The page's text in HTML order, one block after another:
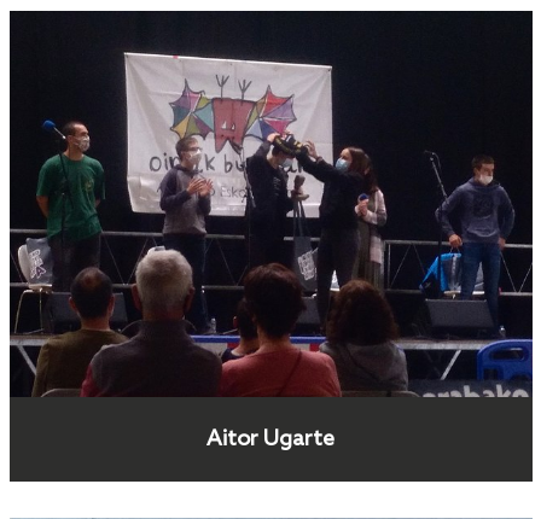
Aitor Ugarte